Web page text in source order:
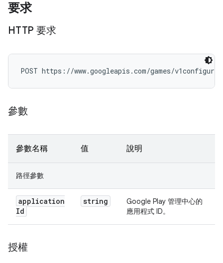
要求
HTTP 要求
POST https://www.googleapis.com/games/
參數
參數名稱 值 說明
路徑參數
application
Id
string
Google Play 管理中心的
應用程式 ID。
授權